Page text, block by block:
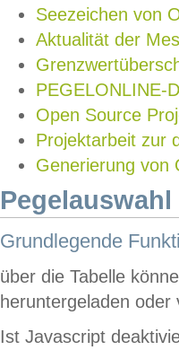
Seezeichen von
Aktualität der
PEGELONLINE-
Open Source
Projektarbeit zur
Generierung von
Grundlegende
über die Tabelle
heruntergeladen oder
Ist Javascript